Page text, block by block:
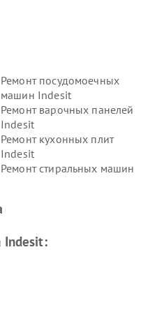
Ремонт посудомоечных
машин Indesit
Ремонт варочных панелей
Indesit
Ремонт кухонных плит
Indesit
Ремонт стиральных машин
Indesit
Indesit: